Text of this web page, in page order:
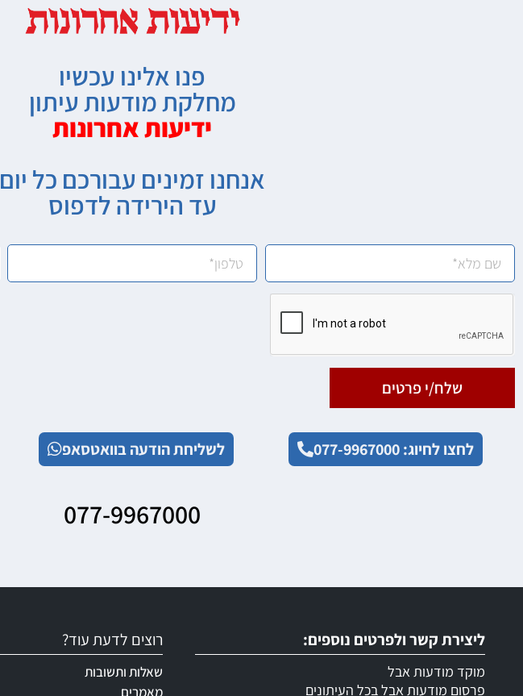
פנו אלינו עכשיו
מחלקת מודעות עיתון
ידיעות אחרונות
אנחנו זמינים עבורכם כל יום
עד הירידה לדפוס
שלח/י פרטים
לחצו לחיוג: 077-9967000 לשליחת הודעה בוואטסאפ
077-9967000
ליצירת קשר ולפרטים נוספים:
מוקד מודעות אבל
פרסום מודעות אבל בכל העיתונים
רוצים לדעת עוד?
שאלות ותשובות
מאמרים